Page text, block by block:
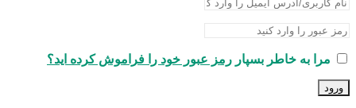
مرا به خاطر بسپار رمز عبور خود را فراموش کرده اید؟
ورود